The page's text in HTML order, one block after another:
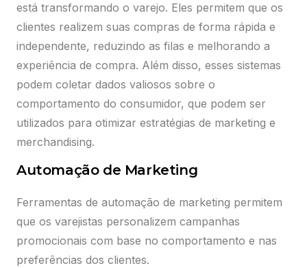
está transformando o varejo. Eles permitem que os
clientes realizem suas compras de forma rápida e
independente, reduzindo as filas e melhorando a
experiência de compra. Além disso, esses sistemas
podem coletar dados valiosos sobre o
comportamento do consumidor, que podem ser
utilizados para otimizar estratégias de marketing e
merchandising.
Automação de Marketing
Ferramentas de automação de marketing permitem
que os varejistas personalizem campanhas
promocionais com base no comportamento e nas
preferências dos clientes.